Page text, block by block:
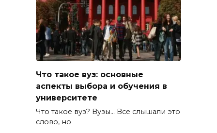
Что такое вуз: основные
аспекты выбора и обучения в
университете
Что такое вуз? Вузы… Все слышали это
слово, но